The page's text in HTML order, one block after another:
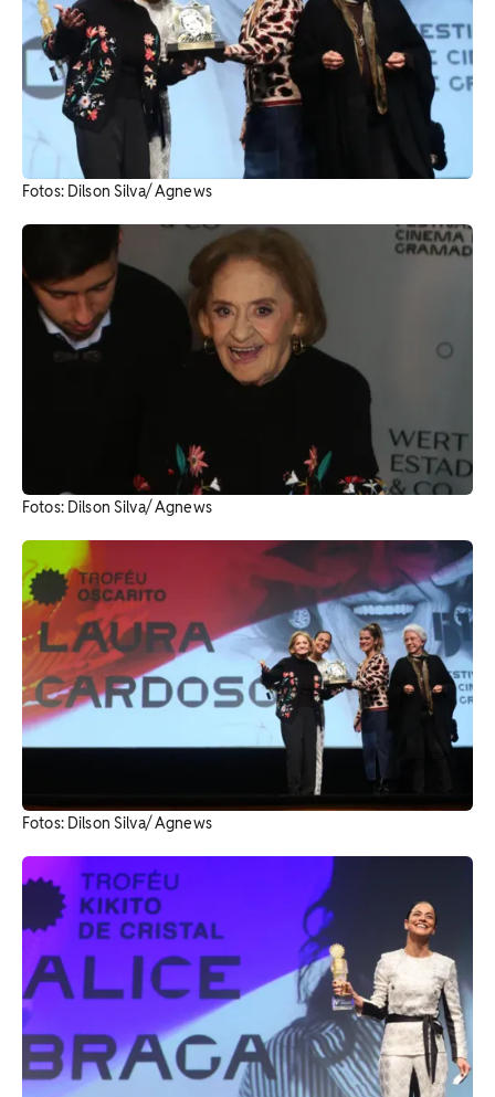
Fotos: Dilson Silva/ Agnews
Fotos: Dilson Silva/ Agnews
Fotos: Dilson Silva/ Agnews